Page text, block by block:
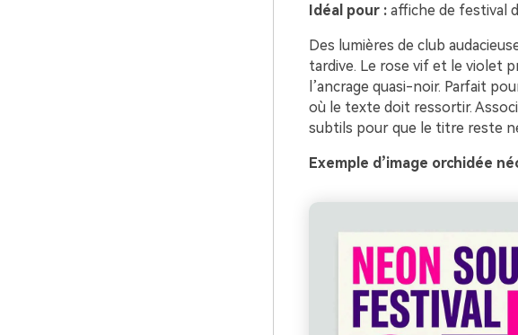
Idéal pour :affiche de festival
Des lumières de club
tardive. Le rose vif et le violet
l’ancrage quasi-noir. Parfait
où le texte doit ressortir.
subtils pour que le titre reste
Exemple d’image orchidée